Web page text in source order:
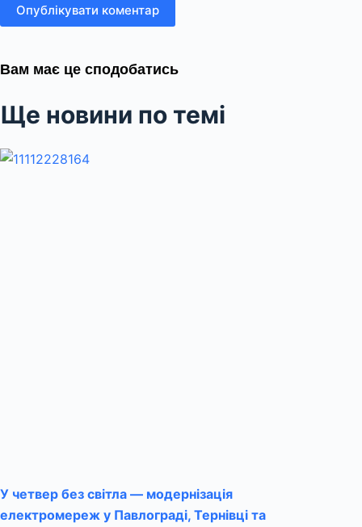
Опублікувати коментар
Вам має це сподобатись
Ще новини по темі
У четвер без світла — модернізація
електромереж у Павлограді, Тернівці та